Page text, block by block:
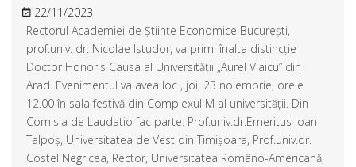
22/11/2023
Rectorul Academiei de Științe Economice București,
prof.univ. dr. Nicolae Istudor, va primi înalta distincție
Doctor Honoris Causa al Universității „Aurel Vlaicu” din
Arad. Evenimentul va avea loc , joi, 23 noiembrie, orele
12.00 în sala festivă din Complexul M al universității. Din
Comisia de Laudatio fac parte: Prof.univ.dr.Emeritus Ioan
Talpoș, Universitatea de Vest din Timișoara, Prof.univ.dr.
Costel Negricea, Rector, Universitatea Româno-Americană,